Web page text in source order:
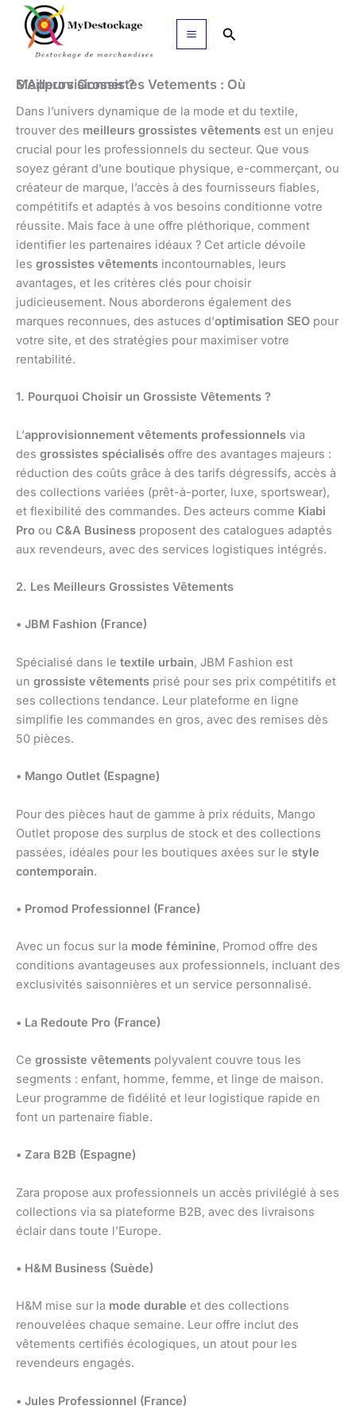
Aller
contenu
Rechercher
Meilleurs Grossistes Vetements : Où S’Approvisionner ?
Dans l’univers dynamique de la mode et du textile,
trouver des meilleurs grossistes vêtements est un enjeu
crucial pour les professionnels du secteur. Que vous
soyez gérant d’une boutique physique, e-commerçant, ou
créateur de marque, l’accès à des fournisseurs fiables,
compétitifs et adaptés à vos besoins conditionne votre
réussite. Mais face à une offre pléthorique, comment
identifier les partenaires idéaux ? Cet article dévoile
les grossistes vêtements incontournables, leurs
avantages, et les critères clés pour choisir
judicieusement. Nous aborderons également des
marques reconnues, des astuces d’optimisation SEO pour
votre site, et des stratégies pour maximiser votre
rentabilité.
1. Pourquoi Choisir un Grossiste Vêtements ?
L’approvisionnement vêtements professionnels via
des grossistes spécialisés offre des avantages majeurs :
réduction des coûts grâce à des tarifs dégressifs, accès à
des collections variées (prêt-à-porter, luxe, sportswear),
et flexibilité des commandes. Des acteurs comme Kiabi
Pro ou C&A Business proposent des catalogues adaptés
aux revendeurs, avec des services logistiques intégrés.
2. Les Meilleurs Grossistes Vêtements
• JBM Fashion (France)
Spécialisé dans le textile urbain, JBM Fashion est
un grossiste vêtements prisé pour ses prix compétitifs et
ses collections tendance. Leur plateforme en ligne
simplifie les commandes en gros, avec des remises dès
50 pièces.
• Mango Outlet (Espagne)
Pour des pièces haut de gamme à prix réduits, Mango
Outlet propose des surplus de stock et des collections
passées, idéales pour les boutiques axées sur le style
contemporain.
• Promod Professionnel (France)
Avec un focus sur la mode féminine, Promod offre des
conditions avantageuses aux professionnels, incluant des
exclusivités saisonnières et un service personnalisé.
• La Redoute Pro (France)
Ce grossiste vêtements polyvalent couvre tous les
segments : enfant, homme, femme, et linge de maison.
Leur programme de fidélité et leur logistique rapide en
font un partenaire fiable.
• Zara B2B (Espagne)
Zara propose aux professionnels un accès privilégié à ses
collections via sa plateforme B2B, avec des livraisons
éclair dans toute l’Europe.
• H&M Business (Suède)
H&M mise sur la mode durable et des collections
renouvelées chaque semaine. Leur offre inclut des
vêtements certifiés écologiques, un atout pour les
revendeurs engagés.
• Jules Professionnel (France)